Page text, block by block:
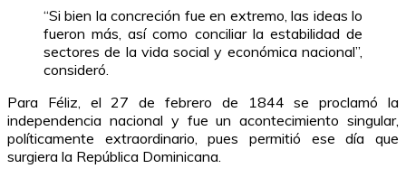
“Si bien la concreción fue en extremo, las ideas lo
fueron más, así como conciliar la estabilidad de
sectores de la vida social y económica nacional”,
consideró.
Para Féliz, el 27 de febrero de 1844 se proclamó la
independencia nacional y fue un acontecimiento singular,
políticamente extraordinario, pues permitió ese día que
surgiera la República Dominicana.